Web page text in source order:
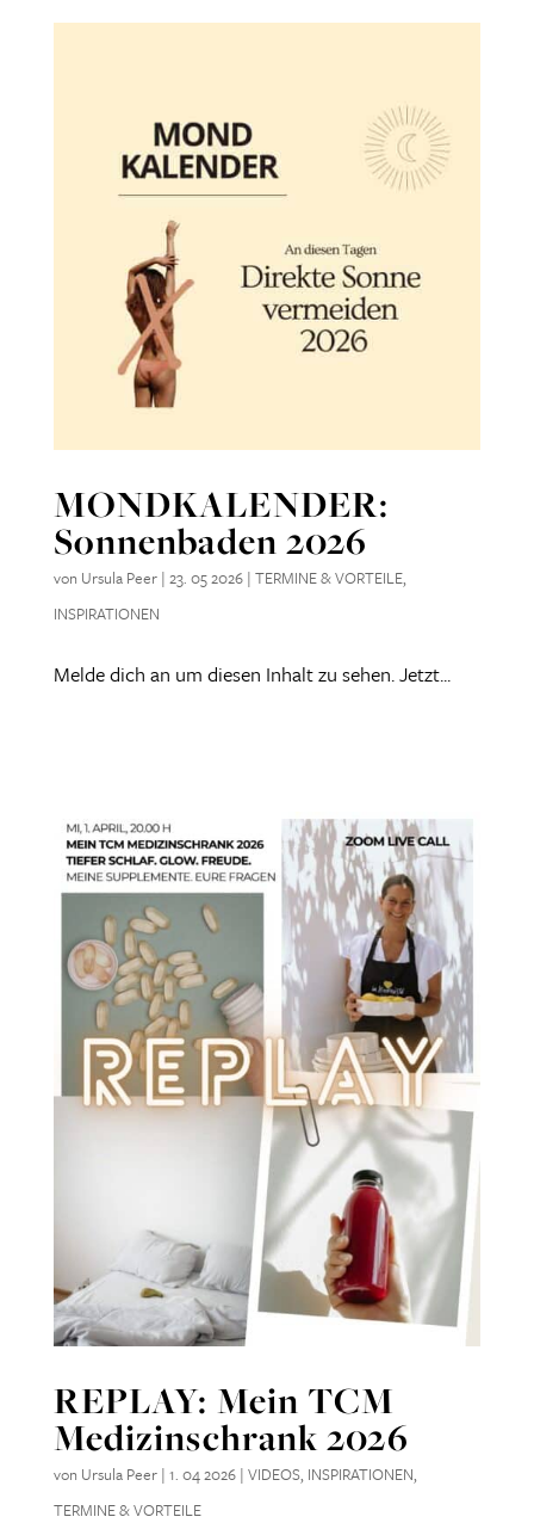
MONDKALENDER:
Sonnenbaden 2026
von Ursula Peer| 23. 05 2026| TERMINE & VORTEILE,
INSPIRATIONEN
Melde dich an um diesen Inhalt zu sehen. Jetzt...
REPLAY: Mein TCM
Medizinschrank 2026
von Ursula Peer| 1. 04 2026| VIDEOS, INSPIRATIONEN,
TERMINE & VORTEILE